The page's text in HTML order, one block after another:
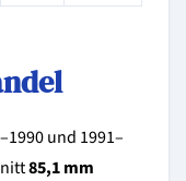
und 1991–
85,1 mm